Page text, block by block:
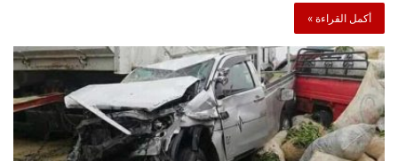
أكمل القراءة »